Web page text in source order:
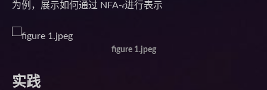
为例，展示如何通过 NFA-𝜖进行表示
figure 1.jpeg
实践